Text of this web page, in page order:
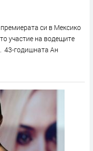
си в Мексико
участие на водещите
43-годишната Ан